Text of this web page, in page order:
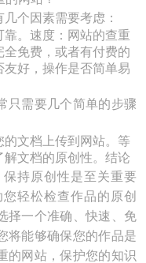
个因素需要考虑：
。速度：网站的查重
免费，或者有付费的
好，操作是否简单易
只需要几个简单的步骤
文档上传到网站。等
文档的原创性。结论
持原创性是至关重要
轻松检查作品的原创
择一个准确、快速、免
将能够确保您的作品是
的网站，保护您的知识